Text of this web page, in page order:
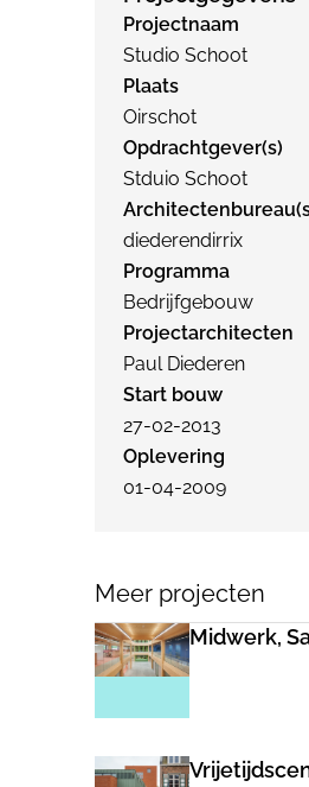
Projectnaam
Studio Schoot
Plaats
Oirschot
Opdrachtgever(s)
Stduio Schoot
diederendirrix
Programma
Bedrijfgebouw
Projectarchitecten
Paul Diederen
Start bouw
27-02-2013
Oplevering
01-04-2009
Meer projecten
Midwerk,